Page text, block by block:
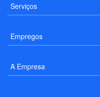
Serviços
Empregos
A Empresa